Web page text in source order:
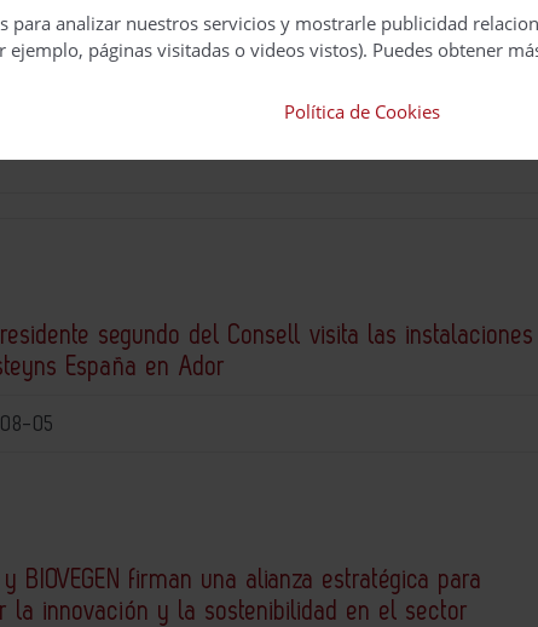
y 3.000 €, podrán ser seleccionados para continuar con su
segundo del Consell visita las instalaciones
España en Ador
05
y BIOVEGEN firman una alianza estratégica para
la innovación y la sostenibilidad en el sector
para analizar nuestros servicios y mostrarle publicidad
páginas visitadas o videos vistos). Puedes obtener
Política de Cookies